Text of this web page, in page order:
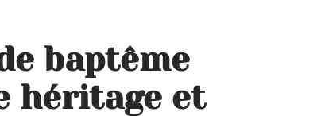
baptême
héritage et